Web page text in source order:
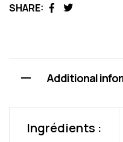
SHARE:
Facebook
Twitter
Additional
Ingrédients :